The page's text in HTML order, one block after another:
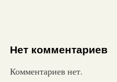
Нет комментариев
Комментариев нет.